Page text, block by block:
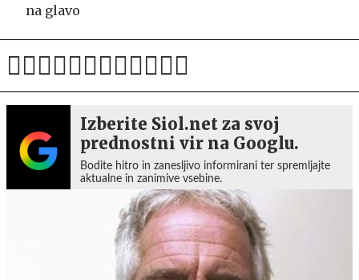
na glavo
Izberite Siol.net za svoj
prednostni vir na Googlu.
Bodite hitro in zanesljivo informirani ter spremljajte
aktualne in zanimive vsebine.